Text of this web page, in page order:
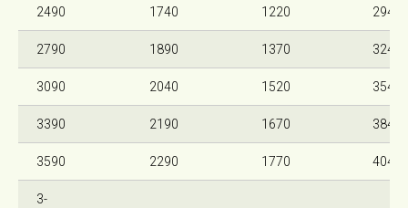
2490 1740 1220 2940
2790 1890 1370 3240
3090 2040 1520 3540
3390 2190 1670 3840
3590 2290 1770 4040
3-